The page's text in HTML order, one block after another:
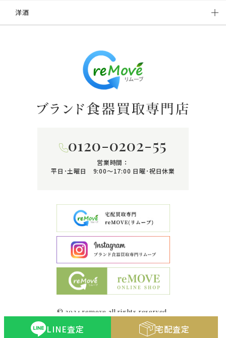
LINE査定 宅配査定
洋酒
0120-0202-55
営業時間：
平日･土曜日 9:00〜17:00 日曜･祝日休業
© 2024 remove all rights reserved.